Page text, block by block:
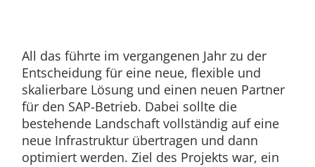
All das führte im vergangenen Jahr zu der
Entscheidung für eine neue, flexible und
skalierbare Lösung und einen neuen Partner
für den SAP-Betrieb. Dabei sollte die
bestehende Landschaft vollständig auf eine
neue Infrastruktur übertragen und dann
optimiert werden. Ziel des Projekts war, ein